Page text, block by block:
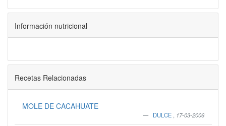
Información nutricional
Recetas Relacionadas
MOLE DE CACAHUATE
DULCE 17-03-2006